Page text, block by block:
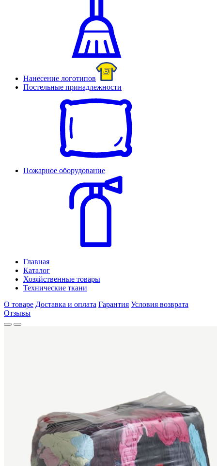
Нанесение логотипов
Постельные принадлежности
Пожарное оборудование
Главная
Каталог
Хозяйственные товары
Технические ткани
О товаре Доставка и оплата Гарантия Условия возврата
Отзывы